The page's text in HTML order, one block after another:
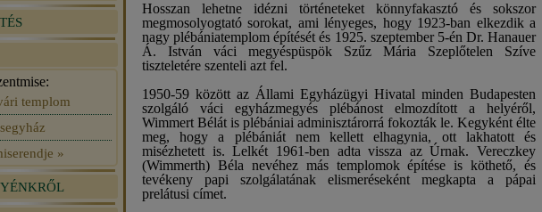
templom
»
Hosszan lehetne idézni történeteket könnyfakasztó és sokszor
megmosolyogtató sorokat, ami lényeges, hogy 1923-ban elkezdik a
nagy plébániatemplom építését és 1925. szeptember 5-én Dr. Hanauer
Á. István váci megyéspüspök Szűz Mária Szeplőtelen Szíve
tiszteletére szenteli azt fel.
1950-59 között az Állami Egyházügyi Hivatal minden Budapesten
szolgáló váci egyházmegyés plébánost elmozdított a helyéről,
Wimmert Bélát is plébániai adminisztárorrá fokozták le. Kegyként élte
meg, hogy a plébániát nem kellett elhagynia, ott lakhatott és
misézhetett is. Lelkét 1961-ben adta vissza az Úrnak. Vereczkey
(Wimmerth) Béla nevéhez más templomok építése is köthető, és
tevékeny papi szolgálatának elismeréseként megkapta a pápai
prelátusi címet.